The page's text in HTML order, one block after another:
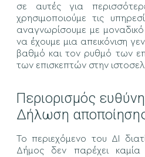
σε αυτές για
χρησιμοποιούμε τις
αναγνωρίσουμε με
να έχουμε μια απεικόνιση
βαθμό και τον ρυθμό των
των επισκεπτών στην
Περιορισμός
Δήλωση
Το περιεχόμενο του ΔΙ
Δήμος δεν παρέχει